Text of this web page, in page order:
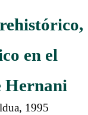
en el
Hernani
1995